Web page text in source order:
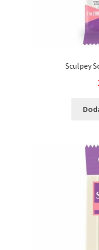
Sculpey